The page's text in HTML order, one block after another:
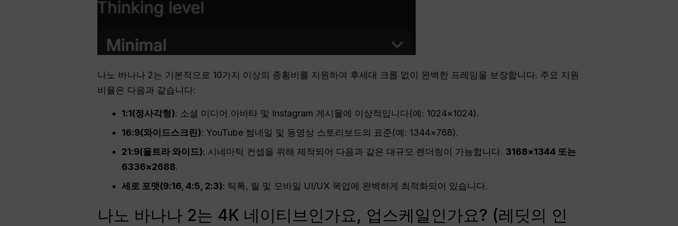
나노 바나나 2는 기본적으로 10가지 이상의 종횡비를 지원하여 후세대 크롭 없이 완벽한 프레임을 보장합니다. 주요 지원
비율은 다음과 같습니다:
1:1(정사각형): 소셜 미디어 아바타 및 Instagram 게시물에 이상적입니다(예: 1024×1024).
16:9(와이드스크린): YouTube 썸네일 및 동영상 스토리보드의 표준(예: 1344×768).
21:9(울트라 와이드): 시네마틱 컨셉을 위해 제작되어 다음과 같은 대규모 렌더링이 가능합니다. 3168×1344 또는
6336×2688.
세로 포맷(9:16, 4:5, 2:3): 틱톡, 릴 및 모바일 UI/UX 목업에 완벽하게 최적화되어 있습니다.
나노 바나나 2는 4K 네이티브인가요, 업스케일인가요? (레딧의 인